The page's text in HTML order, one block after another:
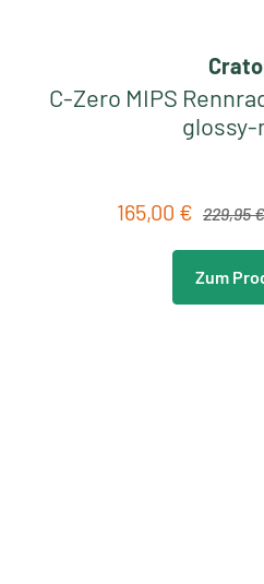
C-Zero MIPS
Verkaufspreis:
165,00 € Regulärer
229,95 €
Zum